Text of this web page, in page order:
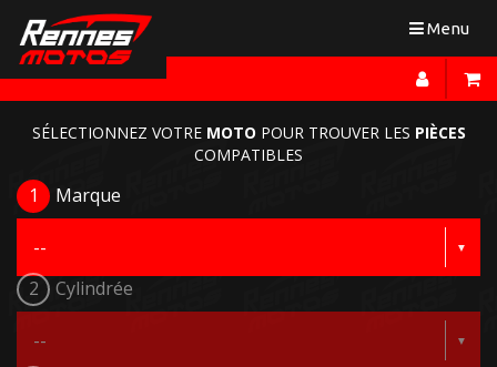
Toggle
Menu
SÉLECTIONNEZ VOTRE MOTO POUR TROUVER LES PIÈCES
COMPATIBLES
1 Marque
2 Cylindrée